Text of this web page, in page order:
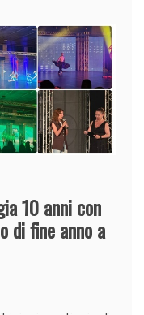
10 anni con
di fine anno a